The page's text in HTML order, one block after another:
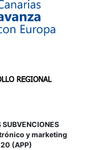
SUBVENCIONES
y marketing
(APP)